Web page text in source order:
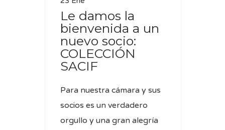
Le damos la
bienvenida a un
nuevo socio:
COLECCIÓN
SACIF
Para nuestra cámara y sus
socios es un verdadero
orgullo y una gran alegría